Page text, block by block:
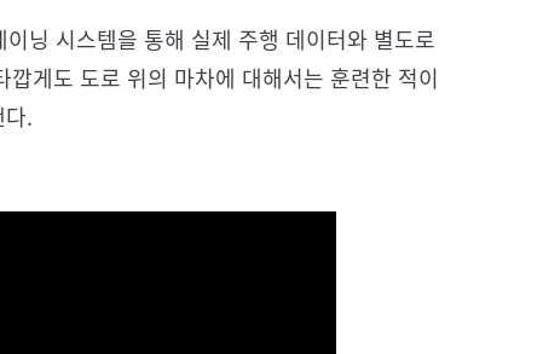
닝 시스템을 통해 실제 주행 데이터와 별도로
게도 도로 위의 마차에 대해서는 훈련한 적이
.